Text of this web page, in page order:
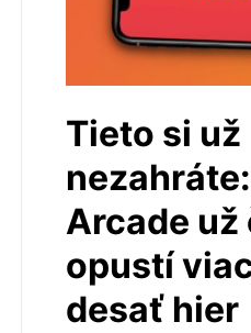
Tieto si už
Arcade už
opustí
desať hier